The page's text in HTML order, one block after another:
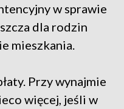
w sprawie
dla rodzin
mieszkania.
Przy wynajmie
więcej, jeśli w